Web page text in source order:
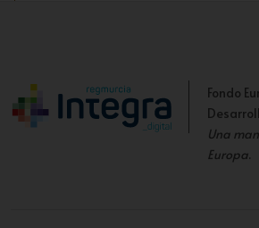
Fondo
Una
Europa.